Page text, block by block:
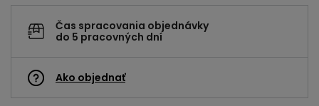
Čas spracovania objednávky
do 5 pracovných dní
Ako objednať